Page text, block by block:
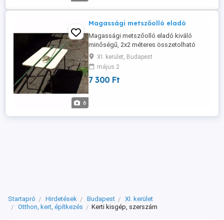
6
Magassági metszőolló eladó
Magassági metszőolló eladó kiváló
minőségű, 2x2 méteres összetolható
vascső nyéllel, kényelmesen használható
létra nélküli gallyazásra, az ollóval akár 5
cm-es átmérőjű ágak is átvághatók.
Képek mellékelve. Új ára 25 490 Ft. Ára: 7
XI. kerület, Budapest
május 2
7 300 Ft
Startapró Hirdetések Budapest
XI. kerület
Otthon, kert, építkezés
Kerti kisgép, szerszám